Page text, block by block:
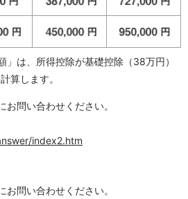
は、所得控除が基礎控除（38万円）
算します。
問い合わせください。
index2.htm
問い合わせください。